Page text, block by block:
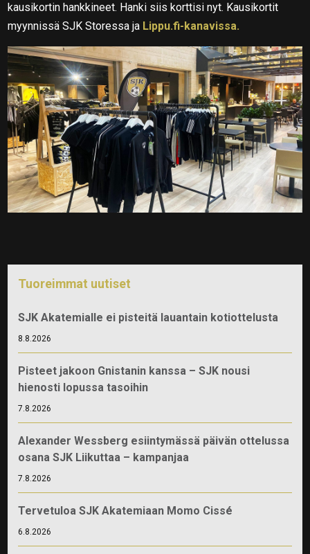
kausikortin hankkineet. Hanki siis korttisi nyt. Kausikortit
myynnissä SJK Storessa ja Lippu.fi-kanavissa.
Tuoreimmat uutiset
SJK Akatemialle ei pisteitä lauantain kotiottelusta
8.8.2026
Pisteet jakoon Gnistanin kanssa – SJK nousi
hienosti lopussa tasoihin
7.8.2026
Alexander Wessberg esiintymässä päivän ottelussa
osana SJK Liikuttaa – kampanjaa
7.8.2026
Tervetuloa SJK Akatemiaan Momo Cissé
6.8.2026